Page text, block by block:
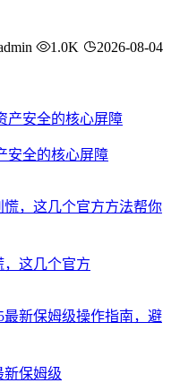
1.0K 2026-08-04
安全的核心屏障
，这几个官方
新保姆级